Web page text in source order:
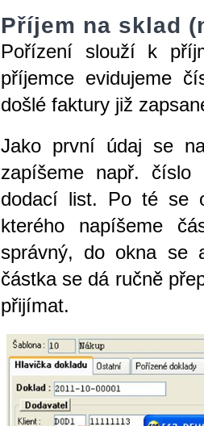
Příjem na sklad
Pořízení slouží k
příjemce evidujeme
došlé faktury již
Jako první údaj se
zapíšeme např. číslo
dodací list. Po té se
kterého napíšeme
správný, do okna se
částka se dá ručně
přijímat.